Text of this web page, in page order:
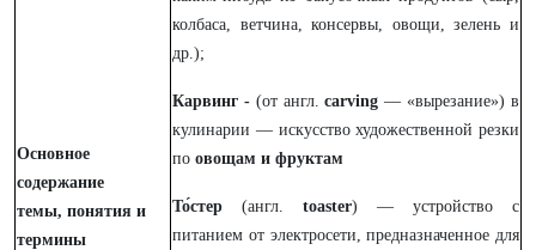
Основное
содержание
темы, понятия и
термины
колбаса, ветчина, консервы, овощи, зелень и
др.);
Карвинг -(от англ.carving — «вырезание») в
кулинарии — искусство художественной резки
по овощам и фруктам
То́стер (англ. toaster) — устройство с
питанием от электросети, предназначенное для